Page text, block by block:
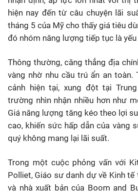
hiện nay đến từ câu chuyện lãi
tháng 5 của Mỹ cho thấy giá tiêu
đó nhóm năng lượng tiếp tục là yếu
Thông thường, căng thẳng địa
vàng nhờ nhu cầu trú ẩn an toàn.
cảnh hiện tại, xung đột tại
trường nhìn nhận nhiều hơn như
Giá năng lượng tăng kéo theo lợi
cao, khiến sức hấp dẫn của vàng
quý không mang lại lãi suất.
Trong một cuộc phỏng vấn với
Polliet, Giáo sư danh dự về Kinh
và nhà xuất bản của Boom and